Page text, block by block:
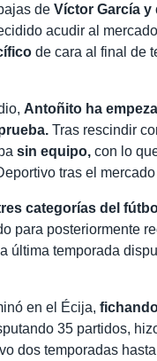
deVíctor García y
acudir al
de cara al final de
Antoñito ha
Tras rescindir
sin equipo, con lo
tras el
categorías del
para posteriormente
última temporada
en el Écija,
35 partidos,
dos temporadas